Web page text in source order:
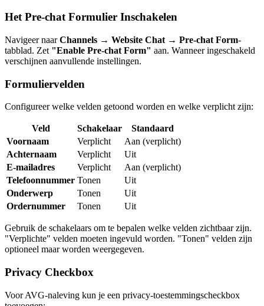
Het Pre-chat Formulier Inschakelen
Navigeer naarChannels → Website Chat → Pre-chat Form-
tabblad. Zet "Enable Pre-chat Form" aan. Wanneer ingeschakeld
verschijnen aanvullende instellingen.
Formuliervelden
Configureer welke velden getoond worden en welke verplicht zijn:
Veld Schakelaar
Standaard
Voornaam
Verplicht
Aan (verplicht)
Achternaam
Verplicht
Uit
E-mailadres
Verplicht
Aan (verplicht)
Telefoonnummer Tonen
Uit
Onderwerp
Tonen
Uit
Ordernummer
Tonen Uit
Gebruik de schakelaars om te bepalen welke velden zichtbaar zijn.
"Verplichte" velden moeten ingevuld worden. "Tonen" velden zijn
optioneel maar worden weergegeven.
Privacy Checkbox
Voor AVG-naleving kun je een privacy-toestemmingscheckbox